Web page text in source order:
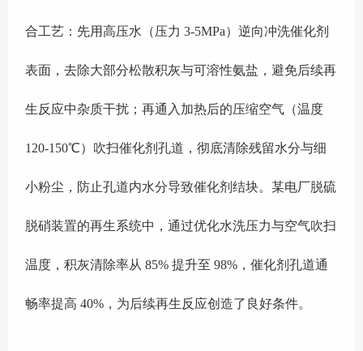
合工艺：先用高压水（压力 3-5MPa）逆向冲洗催化剂
表面，去除大部分松散积灰与可溶性氨盐，避免后续再
生反应中杂质干扰；再通入加热后的压缩空气（温度
120-150℃）吹扫催化剂孔道，彻底清除残留水分与细
小粉尘，防止孔道内水分导致催化剂结块。某电厂脱硫
脱硝装置的再生系统中，通过优化水洗压力与空气吹扫
温度，积灰清除率从 85% 提升至 98%，催化剂孔道通
畅率提高 40%，为后续再生反应创造了良好条件。